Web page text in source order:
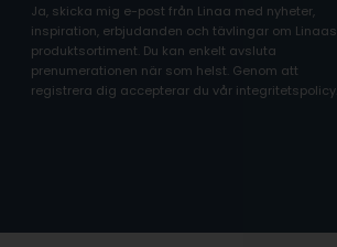
Ja, skicka mig e-post från Linaa med nyheter,
inspiration, erbjudanden och tävlingar om Linaas
produktsortiment. Du kan enkelt avsluta
prenumerationen när som helst. Genom att
registrera dig accepterar du vår integritetspolicy.